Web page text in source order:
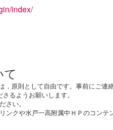
index/
，原則として自由です。事前にご連
るようお願いします。
さい。
ンクや水戸一高附属中ＨＰのコンテ